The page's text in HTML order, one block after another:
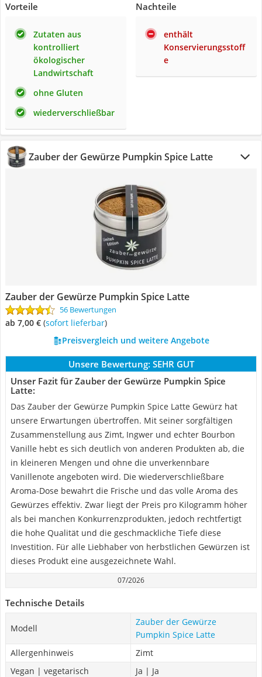
Vorteile
Zutaten aus
kontrolliert
ökologischer
Landwirtschaft
ohne Gluten
wiederverschließbar
Nachteile
enthält
Konservierungsstoff
e
Zauber der Gewürze Pumpkin Spice Latte
Zauber der Gewürze Pumpkin Spice Latte
56 Bewertungen
ab 7,00 € ( Sofort lieferbar)
Preisvergleich und weitere Angebote
Unsere Bewertung: SEHR GUT
Unser Fazit für Zauber der Gewürze Pumpkin Spice
Latte:
Das Zauber der Gewürze Pumpkin Spice Latte Gewürz hat
unsere Erwartungen übertroffen. Mit seiner sorgfältigen
Zusammenstellung aus Zimt, Ingwer und echter Bourbon
Vanille hebt es sich deutlich von anderen Produkten ab, die
in kleineren Mengen und ohne die unverkennbare
Vanillenote angeboten wird. Die wiederverschließbare
Aroma-Dose bewahrt die Frische und das volle Aroma des
Gewürzes effektiv. Zwar liegt der Preis pro Kilogramm höher
als bei manchen Konkurrenzprodukten, jedoch rechtfertigt
die hohe Qualität und die geschmackliche Tiefe diese
Investition. Für alle Liebhaber von herbstlichen Gewürzen ist
dieses Produkt eine ausgezeichnete Wahl.
07/2026
Technische Details
Modell
Zauber der Gewürze
Pumpkin Spice Latte
Allergenhinweis
Zimt
Vegan | vegetarisch
Ja | Ja